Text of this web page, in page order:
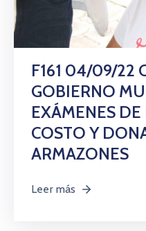
F161 04/09/22
GOBIERNO
EXÁMENES DE
COSTO Y
ARMAZONES
Leer más